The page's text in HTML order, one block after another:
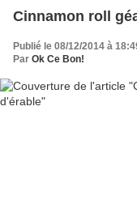
Cinnamon roll
Publié le 08/12/2014 à
Par Ok Ce Bon!